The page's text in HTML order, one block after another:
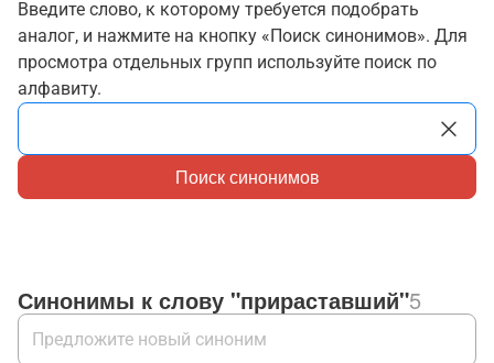
Введите слово, к которому требуется подобрать
аналог, и нажмите на кнопку «Поиск синонимов». Для
просмотра отдельных групп используйте поиск по
алфавиту.
Поиск синонимов
Синонимы к слову "прираставший"5